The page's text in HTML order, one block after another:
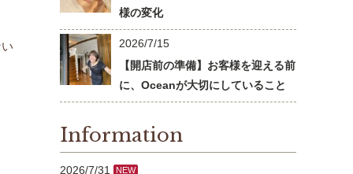
様の変化
2026/7/15
【開店前の準備】お客様を迎える前
に、Oceanが大切にしていること
Information
2026/7/31 NEW